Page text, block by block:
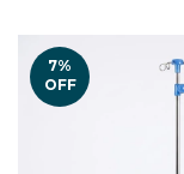
7%
OFF